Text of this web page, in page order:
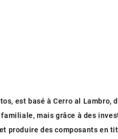
est basé à Cerro al Lambro,
mais grâce à des
des composants en